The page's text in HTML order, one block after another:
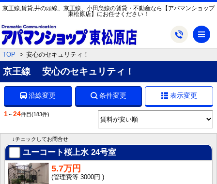
京王線,賃貸,井の頭線、京王線、小田急線の賃貸・不動産なら【アパマンショップ
東松原店】にお任せください！
TOP 安心のセキュリティ！
京王線 安心のセキュリティ！
沿線変更 条件変更 表示変更
1～24件目 (183件)
↓チェックしてお問合せ
ユーコート桜上水 24号室
5.7万円
3000円